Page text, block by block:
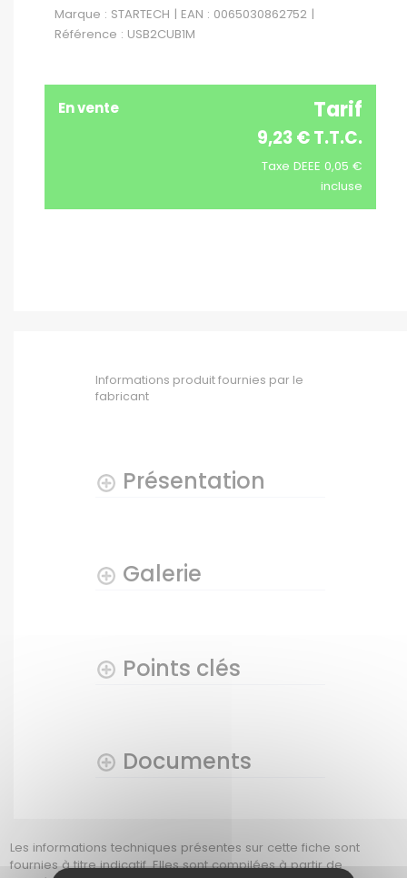
Marque : STARTECH | EAN : 0065030862752 |
Référence : USB2CUB1M
En vente Tarif
9,23 € T.T.C.
Taxe DEEE 0,05 €
incluse
Informations produit fournies par le
fabricant
Présentation
Galerie
Points clés
Documents
Les informations techniques présentes sur cette fiche sont
fournies à titre indicatif. Elles sont compilées à partir de